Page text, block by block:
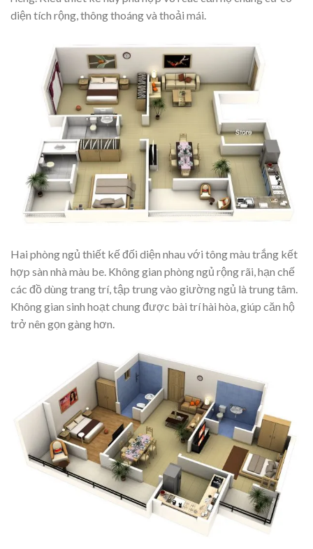
diện tích rộng, thông thoáng và thoải mái.
Hai phòng ngủ thiết kế đối diện nhau với tông màu trắng kết
hợp sàn nhà màu be. Không gian phòng ngủ rộng rãi, hạn chế
các đồ dùng trang trí, tập trung vào giường ngủ là trung tâm.
Không gian sinh hoạt chung được bài trí hài hòa, giúp căn hộ
trở nên gọn gàng hơn.